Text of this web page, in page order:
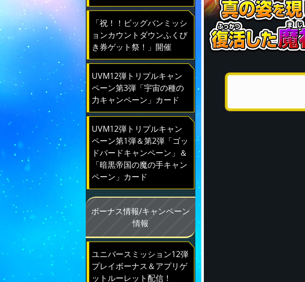
「祝！！ビッグバンミッシ
ョンカウントダウンふくび
き券ゲット祭！」開催
UVM12弾トリプルキャン
ペーン第3弾「宇宙の種の
力キャンペーン」カード
UVM12弾トリプルキャン
ペーン第1弾＆第2弾「ゴッ
ドバードキャンペーン」＆
「暗黒帝国の魔の手キャン
ペーン」カード
ボーナス情報/キャンペーン
情報
ユニバースミッション12弾
プレイボーナス＆アプリゲ
ットルーレット配信！